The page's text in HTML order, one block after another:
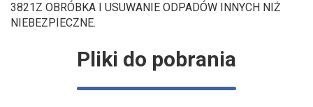
3821Z OBRÓBKA I USUWANIE ODPADÓW INNYCH NIŻ
NIEBEZPIECZNE.
Pliki do pobrania